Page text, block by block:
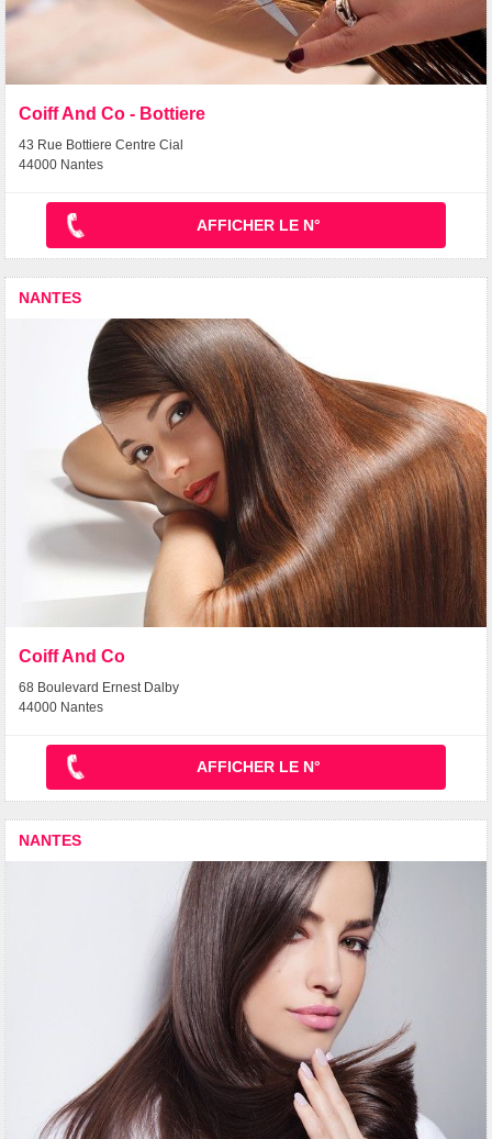
Coiff And Co - Bottiere
43 Rue Bottiere Centre Cial
44000 Nantes
AFFICHER LE N°
NANTES
Coiff And Co
68 Boulevard Ernest Dalby
44000 Nantes
AFFICHER LE N°
NANTES